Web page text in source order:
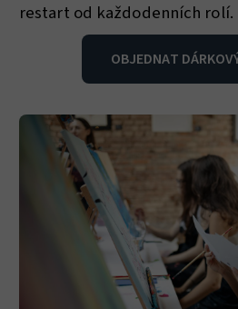
restart od každodenních rolí.
OBJEDNAT